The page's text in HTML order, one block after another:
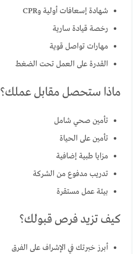
شهادة إسعافات أولية وCPR
رخصة قيادة سارية
مهارات تواصل قوية
القدرة على العمل تحت الضغط
ماذا ستحصل مقابل عملك؟
تأمين صحي شامل
تأمين على الحياة
مزايا طبية إضافية
تدريب مدفوع من الشركة
بيئة عمل مستقرة
كيف تزيد فرص قبولك؟
أبرز خبرتك في الإشراف على الفرق